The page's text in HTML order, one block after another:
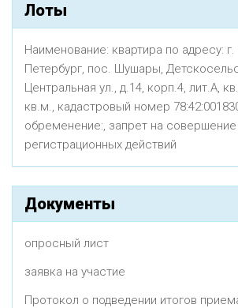
Лоты
Наименование: квартира по адресу: г.
Петербург, пос. Шушары,
Центральная ул., д.14, корп.4, лит.А,
кв.м., кадастровый номер
обременение:, запрет на совершение
регистрационных действий
Документы
опросный лист
заявка на участие
Протокол о подведении итогов